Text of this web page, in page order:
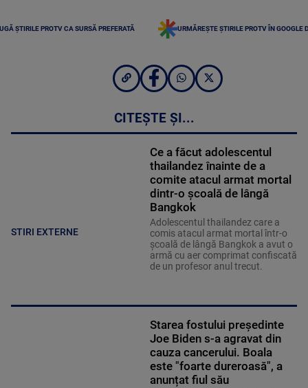
ȘTIRILE PROTV CA SURSĂ PREFERATĂ URMĂREȘTE ȘTIRILE PROTV ÎN GOOGLE
CITEȘTE ȘI...
STIRI EXTERNE
Ce a făcut adolescentul
thailandez înainte de a
comite atacul armat mortal
dintr-o școală de lângă
Bangkok
Adolescentul thailandez care a
comis atacul armat mortal într-o
şcoală de lângă Bangkok a avut o
armă cu aer comprimat confiscată
de un profesor anul trecut.
Starea fostului președinte
Joe Biden s-a agravat din
cauza cancerului. Boala
este "foarte dureroasă", a
anunțat fiul său